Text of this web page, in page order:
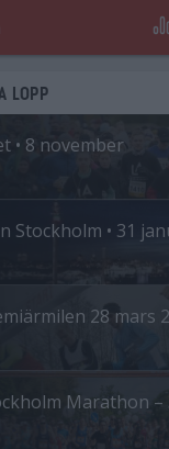
LOPP
• 8 november
Stockholm • 31
28 mars
Marathon –